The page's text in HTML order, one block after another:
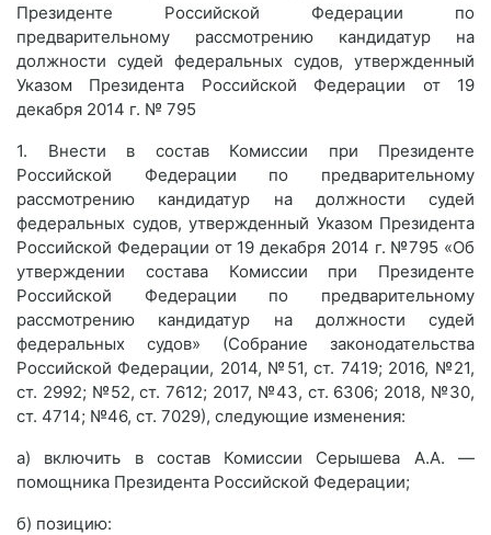
Президенте Российской Федерации по
предварительному рассмотрению кандидатур на
должности судей федеральных судов, утвержденный
Указом Президента Российской Федерации от 19
декабря 2014 г. № 795
1. Внести в состав Комиссии при Президенте
Российской Федерации по предварительному
рассмотрению кандидатур на должности судей
федеральных судов, утвержденный Указом Президента
Российской Федерации от 19 декабря 2014 г. №795 «Об
утверждении состава Комиссии при Президенте
Российской Федерации по предварительному
рассмотрению кандидатур на должности судей
федеральных судов» (Собрание законодательства
Российской Федерации, 2014, №51, ст. 7419; 2016, №21,
ст. 2992; №52, ст. 7612; 2017, №43, ст. 6306; 2018, №30,
ст. 4714; №46, ст. 7029), следующие изменения:
а) включить в состав Комиссии Серышева А.А. —
помощника Президента Российской Федерации;
б) позицию: